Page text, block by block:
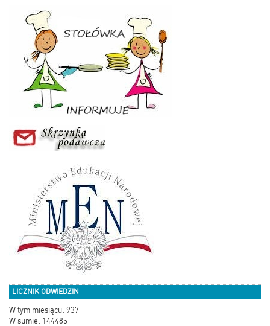
LICZNIK ODWIEDZIN
W tym miesiącu: 937
W sumie: 144485